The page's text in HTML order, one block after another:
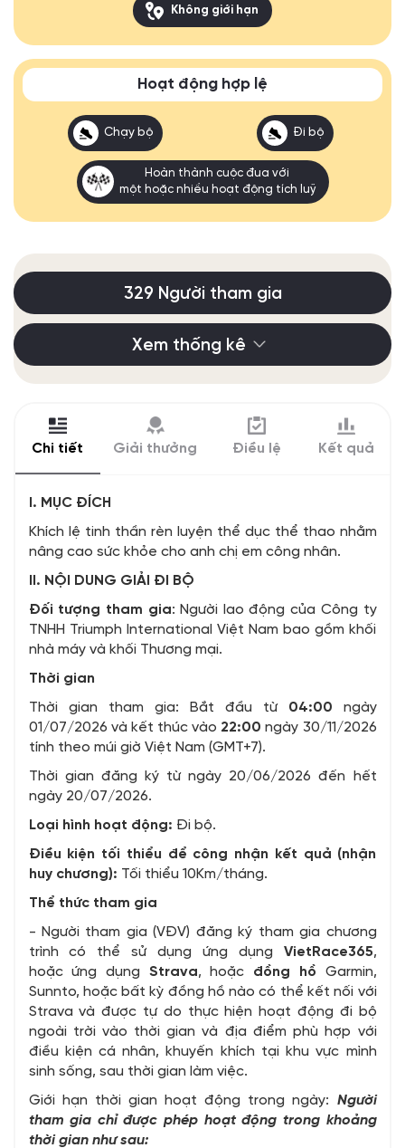
Không giới hạn
Hoạt động hợp lệ
Chạy bộ Đi bộ
Hoàn thành cuộc đua với
một hoặc nhiều hoạt động tích luỹ
329 Người tham gia
Xem thống kê
Chi tiết Giải thưởng Điều lệ Kết quả
I. MỤC ĐÍCH
Khích lệ tinh thần rèn luyện thể dục thể thao nhằm
nâng cao sức khỏe cho anh chị em công nhân.
II. NỘI DUNG GIẢI ĐI BỘ
Đối tượng tham gia: Người lao động của Công ty
TNHH Triumph International Việt Nam bao gồm khối
nhà máy và khối Thương mại.
Thời gian
Thời gian tham gia: Bắt đầu từ04:00 ngày
01/07/2026 và kết thúc vào 22:00 ngày 30/11/2026
tính theo múi giờ Việt Nam (GMT+7).
Thời gian đăng ký từ ngày 20/06/2026 đến hết
ngày 20/07/2026.
Loại hình hoạt động: Đi bộ.
Điều kiện tối thiểu để công nhận kết quả (nhận
huy chương): Tối thiểu 10Km/tháng.
Thể thức tham gia
- Người tham gia (VĐV) đăng ký tham gia chương
trình có thể sử dụng ứng dụng Viet Race365,
hoặc ứng dụng Strava, hoặc đồng hồ Garmin,
Sunnto, hoặc bất kỳ đồng hồ nào có thể kết nối với
Strava và được tự do thực hiện hoạt động đi bộ
ngoài trời vào thời gian và địa điểm phù hợp với
điều kiện cá nhân, khuyến khích tại khu vực mình
sinh sống, sau thời gian làm việc.
Giới hạn thời gian hoạt động trong ngày: Người
tham gia chỉ được phép hoạt động trong khoảng
thời gian như sau: